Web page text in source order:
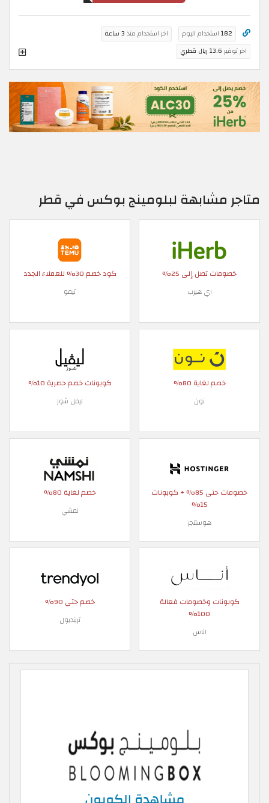
182 استخدام اليوم اخر استخدام منذ 3 ساعة
اخر توفير 13.6 ريال قطري
متاجر مشابهة لبلومينج بوكس في قطر
خصومات تصل إلى 25%
اي هيرب
كود خصم 30% للعملاء الجدد
تيمو
خصم لغاية 80%
نون
كوبونات خصم حصرية 10%
ليفل شوز
خصومات حتى 85% + كوبونات
15%
هوستنجر
خصم لغاية 80%
نمشي
كوبونات وخصومات فعالة
100%
اناس
خصم حتى 90%
ترينديول